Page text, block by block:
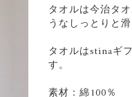
タオルは今治タ
うなしっとりと
タオルはstinaギ
す。
素材：綿100％